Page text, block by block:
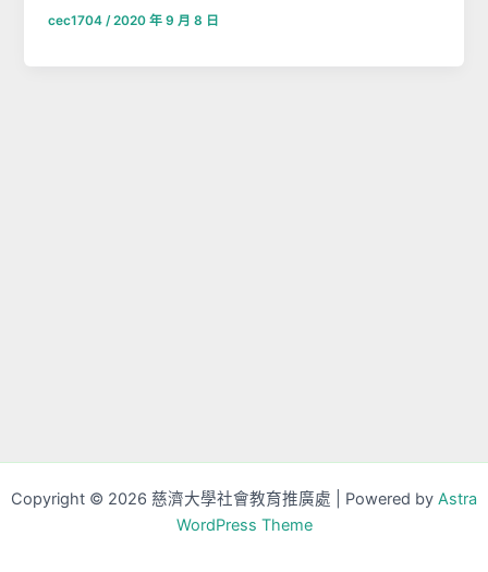
cec1704 /2020 年 9 月 8 日
Copyright © 2026 慈濟大學社會教育推廣處 | Powered by Astra
WordPress Theme